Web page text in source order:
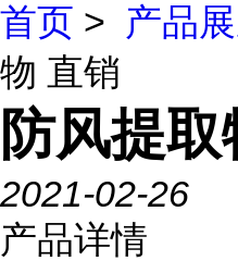
首页 > 产品
物 直销
防风提
2021-02-26
产品详情